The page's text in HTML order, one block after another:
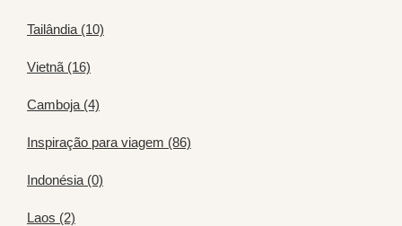
Tailândia (10)
Vietnã (16)
Camboja (4)
Inspiração para viagem (86)
Indonésia (0)
Laos (2)